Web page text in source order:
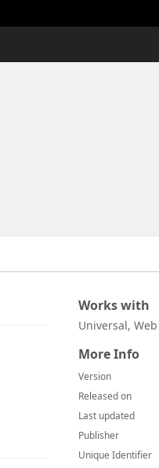
Works with
Universal, Web
More Info
Version
Released on
Last updated
Publisher
Unique Identifier